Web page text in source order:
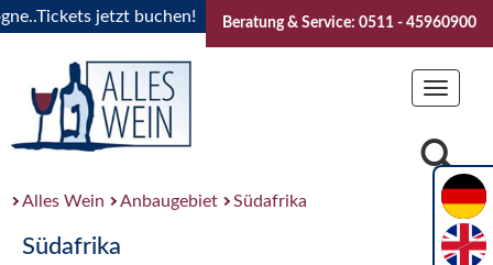
jetzt buchen! "Das Sommerfest 2026" Vive la
Beratung & Service: 0511 - 45960900
Toggle
Alles Wein Anbaugebiet Südafrika
Südafrika